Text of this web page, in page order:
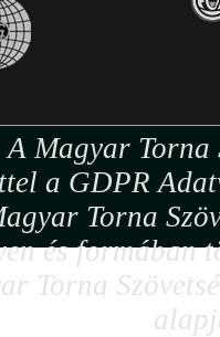
A Magyar Torna
a GDPR
Torna
és formában
Torna